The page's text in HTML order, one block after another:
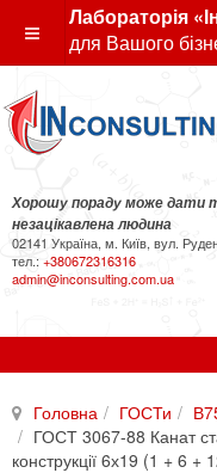
Лабораторія
для Вашого
Хорошу пораду може дати
незацікавлена людина
02141 Україна, м. Київ, вул.
тел.: +380672316316
admin@inconsulting.com.ua
Головна ГОСТи
ГОСТ 3067-88 Канат
конструкції 6х19 (1 + 6